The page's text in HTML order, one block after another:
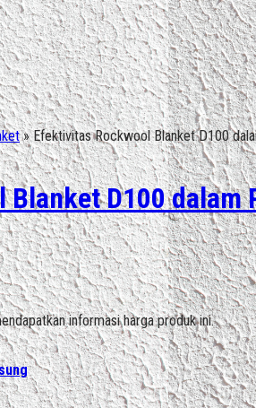
»Efektivitas Rockwool Blanket D100
D100 dalam
informasi harga produk ini.